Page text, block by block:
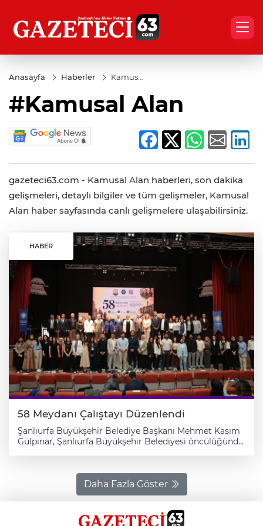
Anasayfa Haberler
Kamusal
#Kamusal Alan
gazeteci63.com - Kamusal Alan haberleri, son dakika
gelişmeleri, detaylı bilgiler ve tüm gelişmeler, Kamusal
Alan haber sayfasında canlı gelişmelere ulaşabilirsiniz.
HABER
58 Meydanı Çalıştayı Düzenlendi
Şanlıurfa Büyükşehir Belediye Başkanı Mehmet Kasım
Gülpınar, Şanlıurfa Büyükşehir Belediyesi öncülüğünde,
Programda konuşan Başkan Gülpınar, meydanların
şehirlerin aynası olduğunu belirterek, yapılan çalıştayın
kentin hafızasına ve geleceğine katkı sunacağını ifade
etti. Mehmet Akif İnan Konferans Salonu’nda
gerçekleştirilen çalıştaya; Şanlıurfa Büyükşehir
Daha Fazla Göster